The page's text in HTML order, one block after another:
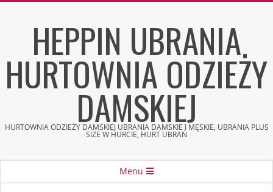
HEPPIN UBRANIA
HURTOWNIA ODZIEŻY
DAMSKIEJ
HURTOWNIA ODZIEŻY DAMSKIEJ UBRANIA DAMSKIE I MĘSKIE, UBRANIA PLUS
SIZE W HURCIE, HURT UBRAŃ
Menu